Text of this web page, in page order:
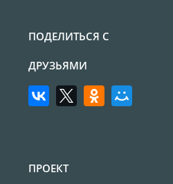
ПОДЕЛИТЬСЯ С
ДРУЗЬЯМИ
ПРОЕКТ